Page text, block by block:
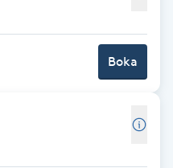
Boka